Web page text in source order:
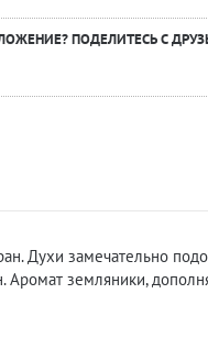
ПОДЕЛИТЕСЬ С
Духи замечательно
земляники,